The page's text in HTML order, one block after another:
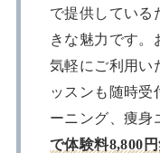
で提供している
きな魅力です。
気軽にご利用い
ッスンも随時受
ーニング、痩身
で体験料8,800